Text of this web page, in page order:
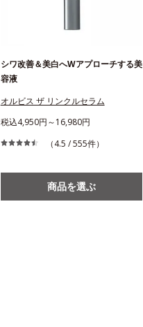
シワ改善＆美白へWアプローチする美
容液
オルビス ザ リンクルセラム
税込4,950円～16,980円
（4.5 / 555件）
商品を選ぶ